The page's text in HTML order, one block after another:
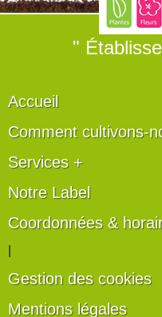
"
Accueil
Comment cultivons-
Services +
Notre Label
Coordonnées &
Gestion des cookies
Mentions légales